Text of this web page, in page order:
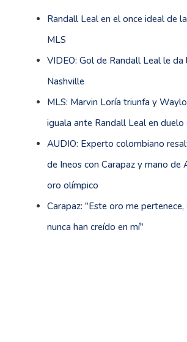
Randall Leal en el once ideal de
MLS
VIDEO: Gol de Randall Leal le
Nashville
MLS: Marvin Loría triunfa y
iguala ante Randall Leal en
AUDIO: Experto colombiano
de Ineos con Carapaz y mano de
oro olímpico
Carapaz: "Este oro me pertenece,
nunca han creído en mí"